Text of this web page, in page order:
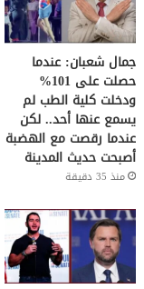
جمال شعبان: عندما
حصلت على 101%
ودخلت كلية الطب لم
يسمع عنها أحد.. لكن
عندما رقصت مع الهضبة
أصبحت حديث المدينة
منذ 35 دقيقة